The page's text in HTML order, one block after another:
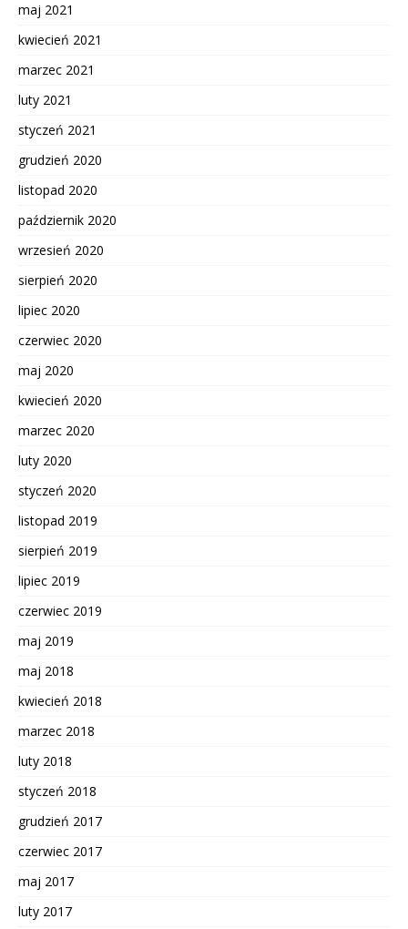
maj 2021
kwiecień 2021
marzec 2021
luty 2021
styczeń 2021
grudzień 2020
listopad 2020
październik 2020
wrzesień 2020
sierpień 2020
lipiec 2020
czerwiec 2020
maj 2020
kwiecień 2020
marzec 2020
luty 2020
styczeń 2020
listopad 2019
sierpień 2019
lipiec 2019
czerwiec 2019
maj 2019
maj 2018
kwiecień 2018
marzec 2018
luty 2018
styczeń 2018
grudzień 2017
czerwiec 2017
maj 2017
luty 2017